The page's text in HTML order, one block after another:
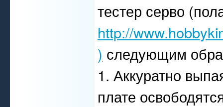
тестер серво
http://
) следующим
1. Аккуратно
плате